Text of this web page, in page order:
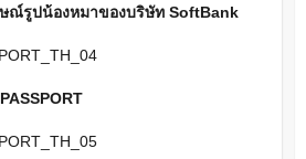
ณ์รูปน้องหมาของบริษัท SoftBank